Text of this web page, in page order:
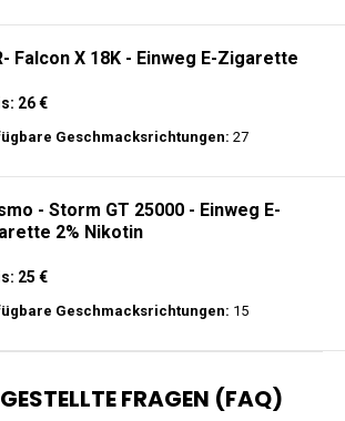
Falcon X 18K - Einweg E-Zigarette
26 €
Geschmacksrichtungen: 27
- Storm GT 25000 - Einweg E-
2% Nikotin
25 €
Geschmacksrichtungen: 15
FRAGEN (FAQ)